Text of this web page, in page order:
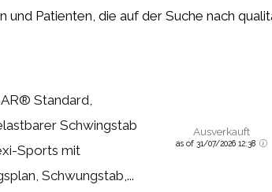
und Patienten, die auf der Suche nach
Standard,
Schwingstab
Sports mit
Schwungstab,...
Ausverkauft
as of 31/07/2026 12:38